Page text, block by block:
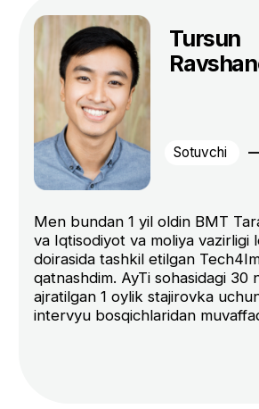
Sizda ham bu savollar
tug’ilyotgan edimi?